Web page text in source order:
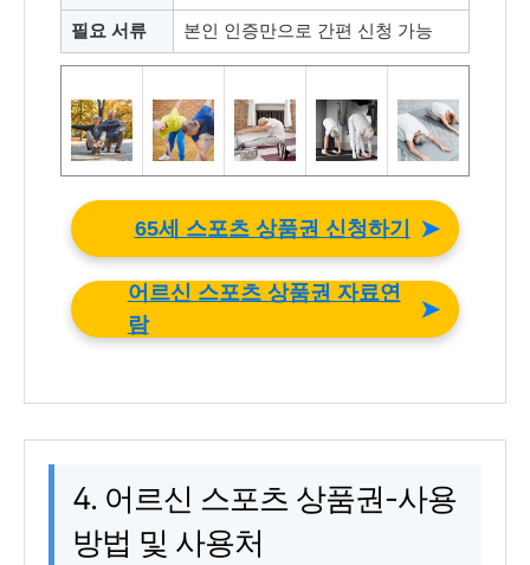
필요 서류 본인 인증만으로 간편 신청 가능
65세 스포츠 상품권 신청하기 ➤
어르신 스포츠 상품권 자료연
람
➤
4. 어르신 스포츠 상품권-사용
방법 및 사용처